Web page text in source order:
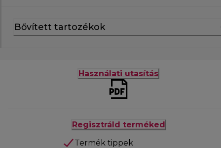
Bővített tartozékok
Használati utasítás
Regisztráld terméked
Termék tippek